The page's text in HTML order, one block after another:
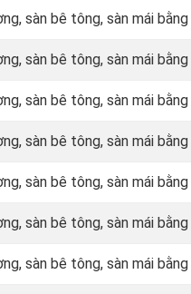
sàn bê tông, sàn mái
sàn bê tông, sàn mái
sàn bê tông, sàn mái
sàn bê tông, sàn mái
sàn bê tông, sàn mái
sàn bê tông, sàn mái
sàn bê tông, sàn mái